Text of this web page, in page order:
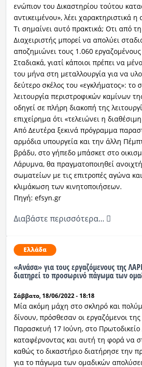
ενώπιον του Δικαστηρίου τούτου
αντικειμένου», λέει χαρακτηριστικά
Τι σημαίνει αυτό πρακτικά; Οτι από
Διαχειριστής μπορεί να απολύει
αποζημιώνει τους 1.060
Σταδιακά, γιατί κάποιοι πρέπει να
του μήνα στη μεταλλουργία για να
δεύτερο σκέλος του «εγκλήματος»: το
λειτουργία περιστροφικών καμίνων
οδηγεί σε πλήρη διακοπή της
επιχείρημα ότι «τελειώνει η
Από Δευτέρα ξεκινά πρόγραμμα
αρμόδια υπουργεία και την άλλη
βράδυ, στο γήπεδο μπάσκετ στο
Λάρυμνα, θα πραγματοποιηθεί
σωματείων με τις επιτροπές αγώνα
κλιμάκωση των κινητοποιήσεων.
Πηγή: efsyn.gr
Διαβάστε περισσότερα...
Ελλάδα
«Ανάσα» για τους εργαζόμενους της
διατηρεί το προσωρινό πάγωμα των
Σάββατο, 18/06/2022 - 18:18
Μία ακόμη μάχη στο σκληρό και
δίνουν, πρόσθεσαν οι εργαζόμενοι
Παρασκευή 17 Ιούνη, στο
καταφέρνοντας και αυτή τη φορά να
καθώς το δικαστήριο διατήρησε την
για το πάγωμα των ομαδικών